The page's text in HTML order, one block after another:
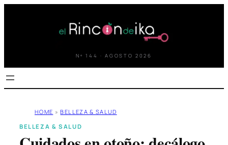
Nº 144 · AGOSTO 2026
HOME » BELLEZA & SALUD
BELLEZA & SALUD